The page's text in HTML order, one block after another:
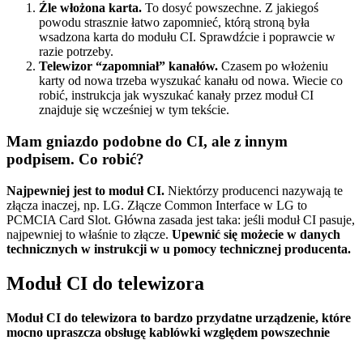
Źle włożona karta. To dosyć powszechne. Z jakiegoś
powodu strasznie łatwo zapomnieć, którą stroną była
wsadzona karta do modułu CI. Sprawdźcie i poprawcie w
razie potrzeby.
Telewizor “zapomniał” kanałów. Czasem po włożeniu
karty od nowa trzeba wyszukać kanału od nowa. Wiecie co
robić, instrukcja jak wyszukać kanały przez moduł CI
znajduje się wcześniej w tym tekście.
Mam gniazdo podobne do CI, ale z innym
podpisem. Co robić?
Najpewniej jest to moduł CI. Niektórzy producenci nazywają te
złącza inaczej, np. LG. Złącze Common Interface w LG to
PCMCIA Card Slot. Główna zasada jest taka: jeśli moduł CI pasuje,
najpewniej to właśnie to złącze. Upewnić się możecie w danych
technicznych w instrukcji w u pomocy technicznej producenta.
Moduł CI do telewizora
Moduł CI do telewizora to bardzo przydatne urządzenie, które
mocno upraszcza obsługę kablówki względem powszechnie